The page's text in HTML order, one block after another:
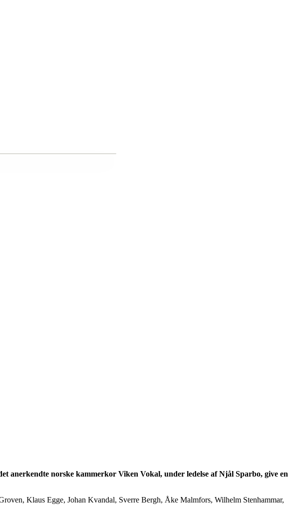
anerkendte norske kammerkor Viken Vokal, under ledelse af Njål Sparbo, give en
Klaus Egge, Johan Kvandal, Sverre Bergh, Åke Malmfors, Wilhelm Stenhammar,